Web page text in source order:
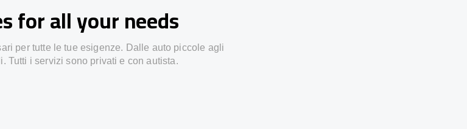
for all your needs
per tutte le tue esigenze. Dalle auto piccole agli
Tutti i servizi sono privati e con autista.